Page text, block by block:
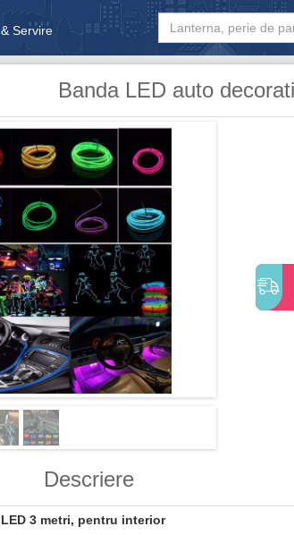
Servire
Bebe
Banda LED auto
Descriere
3 metri, pentru interior